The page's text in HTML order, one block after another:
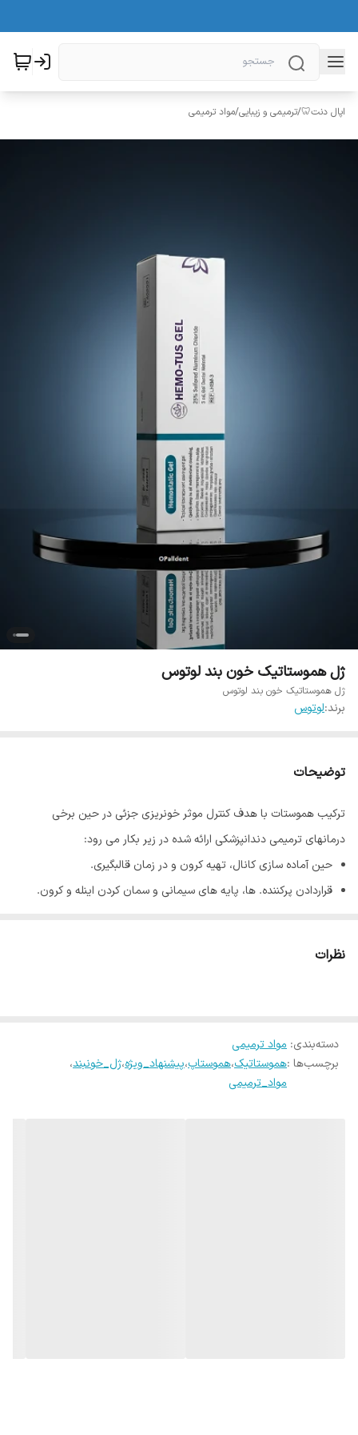
اپال دنت🦷/ترمیمی و زیبایی/مواد ترمیمی
ژل هموستاتیک خون بند لوتوس
ژل هموستاتیک خون بند لوتوس
برند:لوتوس
توضیحات
ترکیب هموستات با هدف کنترل موثر خونریزی جزئی در حین برخی
درمانهای ترمیمی دندانپزشکی ارائه شده در زیر بکار می رود:
حین آماده سازی کانال، تهیه کرون و در زمان قالبگیری.
قراردادن پرکننده. ها، پایه های سیمانی و سمان کردن اینله و کرون.
نظرات
دسته‌بندی: مواد ترمیمی
برچسب‌ها :هموستاتیک،هموستاپ،پیشنهاد_ویژه،ژل_خونبند،
مواد_ترمیمی